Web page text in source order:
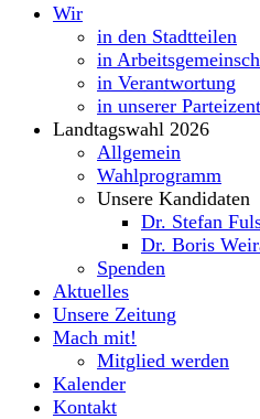
Wir
in den Stadtteilen
in
in Verantwortung
in unserer
Landtagswahl 2026
Allgemein
Wahlprogramm
Unsere Kandidaten
Dr. Stefan
Dr. Boris
Spenden
Aktuelles
Unsere Zeitung
Mach mit!
Mitglied werden
Kalender
Kontakt